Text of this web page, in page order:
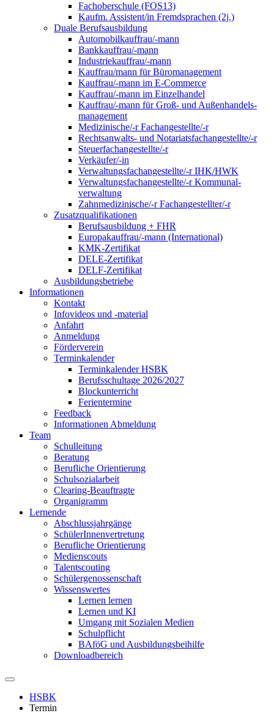
Fachoberschule (FOS13)
Kaufm. Assistent/in Fremdsprachen (2j.)
Duale Berufsausbildung
Automobilkauffrau/-mann
Bankkauffrau/-mann
Industriekauffrau/-mann
Kauffrau/mann für Büromanagement
Kauffrau/-mann im E-Commerce
Kauffrau/-mann im Einzelhandel
Kauffrau/-mann für Groß- und Außen­handels­
manage­ment
Medizinische/-r Fachangestellte/-r
Rechtsanwalts- und Notariatsfachangestellte/-r
Steuerfachangestellte/-r
Verkäufer/-in
Verwaltungs­fach­angestellte/-r IHK/HWK
Verwaltungsfach­angestellte/-r Kommunal­
verwaltung
Zahnmedizinische/-r Fachangestellter/-r
Zusatzqualifikationen
Berufsausbildung + FHR
Europakauffrau/-mann (International)
KMK-Zertifikat
DELE-Zertifikat
DELF-Zertifikat
Ausbildungsbetriebe
Informationen
Kontakt
Infovideos und -material
Anfahrt
Anmeldung
Förderverein
Terminkalender
Terminkalender HSBK
Berufsschultage 2026/2027
Blockunterricht
Ferientermine
Feedback
Informationen Abmeldung
Team
Schulleitung
Beratung
Berufliche Orientierung
Schulsozialarbeit
Clearing-Beauftragte
Organigramm
Lernende
Abschlussjahrgänge
SchülerInnenvertretung
Berufliche Orientierung
Medienscouts
Talentscouting
Schüler­genossen­schaft
Wissenswertes
Lernen lernen
Lernen und KI
Umgang mit Sozialen Medien
Schulpflicht
BAföG und Ausbildungsbeihilfe
Downloadbereich
HSBK
Termin